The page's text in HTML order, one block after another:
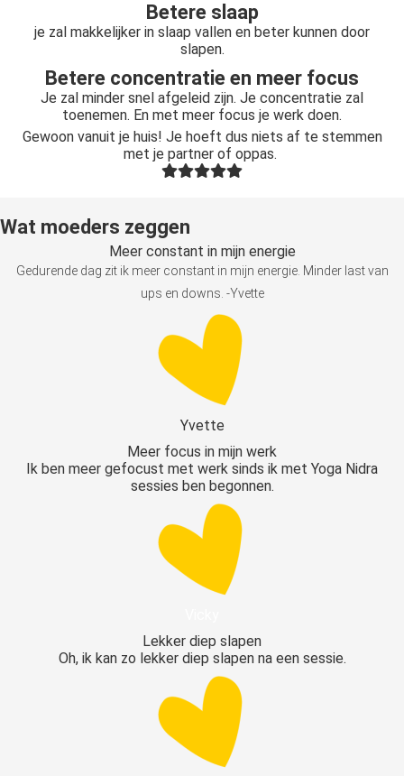
Betere slaap
je zal makkelijker in slaap vallen en beter kunnen door
slapen.
Betere concentratie en meer focus
Je zal minder snel afgeleid zijn. Je concentratie zal
toenemen. En met meer focus je werk doen.
Gewoon vanuit je huis! Je hoeft dus niets af te stemmen
met je partner of oppas.
Wat moeders zeggen
Meer constant in mijn energie
Gedurende dag zit ik meer constant in mijn energie. Minder last van
ups en downs. -Yvette
Yvette
Meer focus in mijn werk
Ik ben meer gefocust met werk sinds ik met Yoga Nidra
sessies ben begonnen.
Lekker diep slapen
Oh, ik kan zo lekker diep slapen na een sessie.